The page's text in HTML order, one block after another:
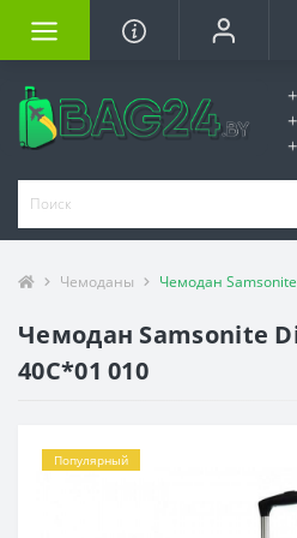
Чемоданы Чемодан
Чемодан Samsonite
40C*01 010
Популярный